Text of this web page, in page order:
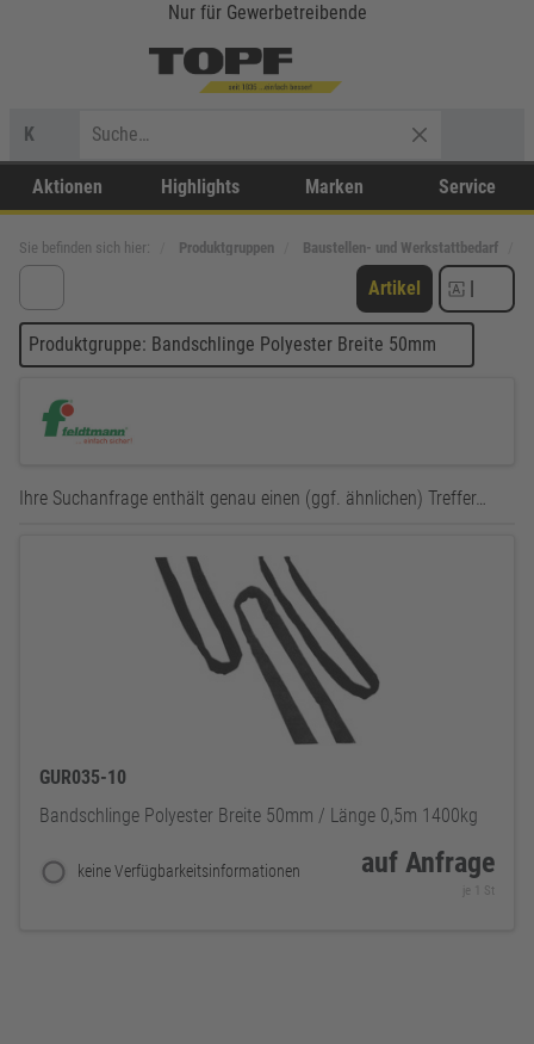
Nur für Gewerbetreibende
K
Aktionen Highlights Marken Service
Sie befinden sich hier: Produktgruppen Baustellen- und Werkstattbedarf
Artikel |
Produktgruppe: Bandschlinge Polyester Breite 50mm
Ihre Suchanfrage enthält genau einen (ggf. ähnlichen) Treffer…
GUR035-10
Bandschlinge Polyester Breite 50mm / Länge 0,5m 1400kg
keine Verfügbarkeitsinformationen auf Anfrage
je 1 St